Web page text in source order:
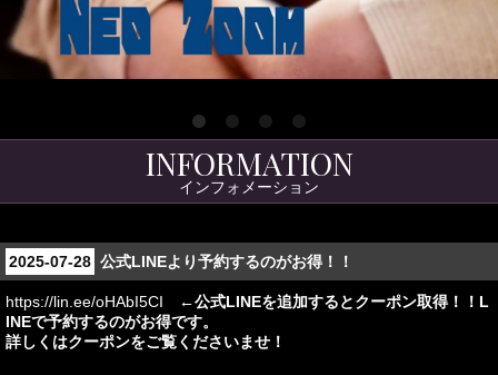
1 2 3 4
INFORMATION
インフォメーション
2025-07-28 公式LINEより予約するのがお得！！
https://lin.ee/oHAbI5CI
←公式LINEを追加するとクーポン取得！！L
INEで予約するのがお得です。
詳しくはクーポンをご覧くださいませ！